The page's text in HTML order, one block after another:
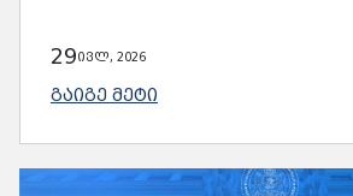
29ივლ, 2026
ᲒᲐᲘᲒᲔ ᲛᲔᲢᲘ